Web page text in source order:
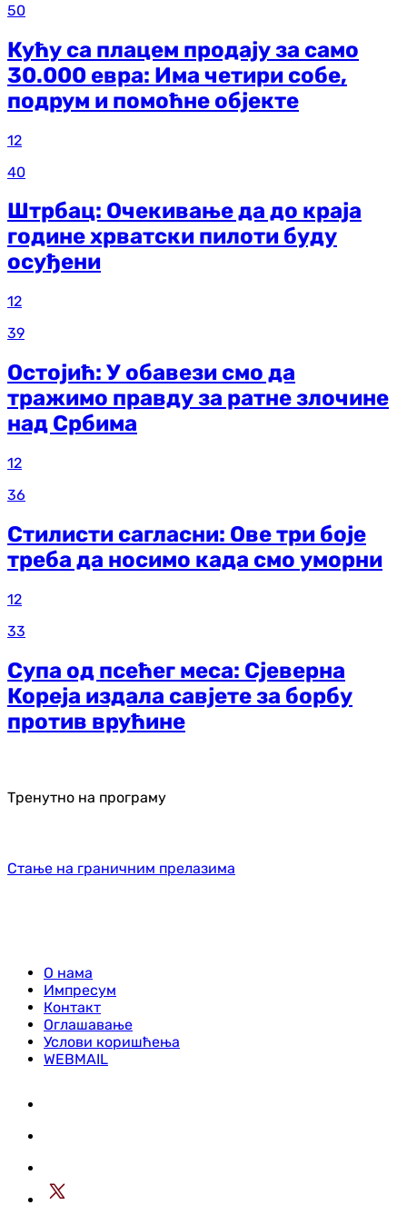
50
Кућу са плацем продају за само
30.000 евра: Има четири собе,
подрум и помоћне објекте
12
40
Штрбац: Очекивање да до краја
године хрватски пилоти буду
осуђени
12
39
Остојић: У обавези смо да
тражимо правду за ратне злочине
над Србима
12
36
Стилисти сагласни: Ове три боје
треба да носимо када смо уморни
12
33
Супа од псећег меса: Сјеверна
Кореја издала савјете за борбу
против врућине
Тренутно на програму
Стање на граничним прелазима
О нама
Импресум
Контакт
Оглашавање
Услови коришћења
WEBMAIL